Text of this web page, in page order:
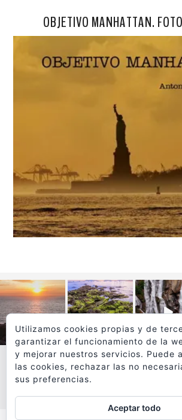
OBJETIVO MANHATTAN.
VER MÁS
Utilizamos cookies propias y de
garantizar el funcionamiento de la
y mejorar nuestros servicios. Puede
las cookies, rechazar las no
sus preferencias.
Aceptar todo